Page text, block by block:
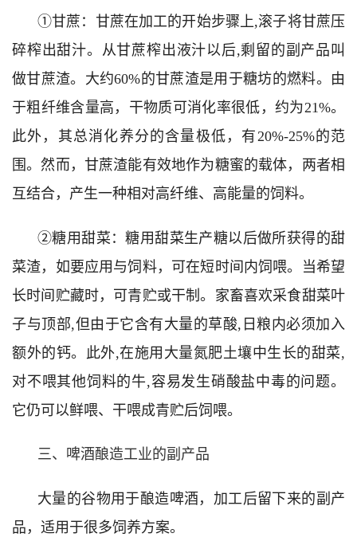
①甘蔗：甘蔗在加工的开始步骤上,滚子将甘蔗压
碎榨出甜汁。从甘蔗榨出液汁以后,剩留的副产品叫
做甘蔗渣。大约60%的甘蔗渣是用于糖坊的燃料。由
于粗纤维含量高，干物质可消化率很低，约为21%。
此外，其总消化养分的含量极低，有20%-25%的范
围。然而，甘蔗渣能有效地作为糖蜜的载体，两者相
互结合，产生一种相对高纤维、高能量的饲料。
②糖用甜菜：糖用甜菜生产糖以后做所获得的甜
菜渣，如要应用与饲料，可在短时间内饲喂。当希望
长时间贮藏时，可青贮或干制。家畜喜欢采食甜菜叶
子与顶部,但由于它含有大量的草酸,日粮内必须加入
额外的钙。此外,在施用大量氮肥土壤中生长的甜菜,
对不喂其他饲料的牛,容易发生硝酸盐中毒的问题。
它仍可以鲜喂、干喂成青贮后饲喂。
三、啤酒酿造工业的副产品
大量的谷物用于酿造啤酒，加工后留下来的副产
品，适用于很多饲养方案。